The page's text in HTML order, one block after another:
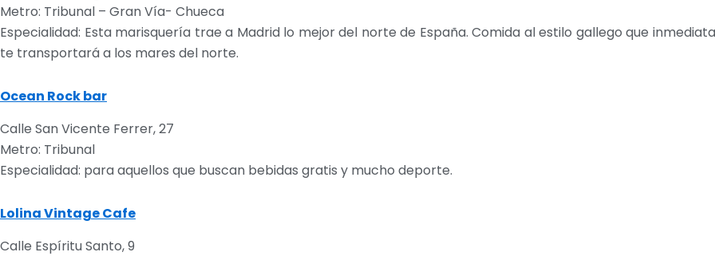
Metro: Tribunal – Gran Vía- Chueca
Especialidad: Esta marisquería trae a Madrid lo mejor del norte de España. Comida al estilo gallego que
te transportará a los mares del norte.
Ocean Rock bar
Calle San Vicente Ferrer, 27
Metro: Tribunal
Especialidad: para aquellos que buscan bebidas gratis y mucho deporte.
Lolina Vintage Cafe
Calle Espíritu Santo, 9